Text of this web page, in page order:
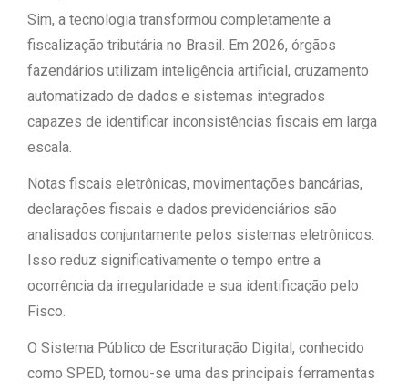
Sim, a tecnologia transformou completamente a
fiscalização tributária no Brasil. Em 2026, órgãos
fazendários utilizam inteligência artificial, cruzamento
automatizado de dados e sistemas integrados
capazes de identificar inconsistências fiscais em larga
escala.
Notas fiscais eletrônicas, movimentações bancárias,
declarações fiscais e dados previdenciários são
analisados conjuntamente pelos sistemas eletrônicos.
Isso reduz significativamente o tempo entre a
ocorrência da irregularidade e sua identificação pelo
Fisco.
O Sistema Público de Escrituração Digital, conhecido
como SPED, tornou-se uma das principais ferramentas